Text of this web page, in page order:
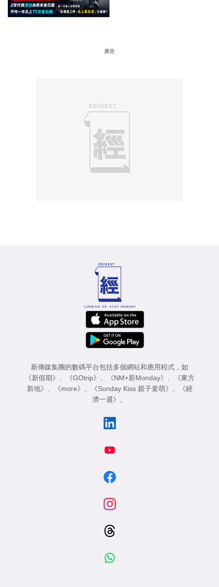
廣告
新傳媒集團的數碼平台包括多個網站和應用程式，如
《新假期》
《GOtrip》 《NM+新Monday》
《東方
新地》
《more》 《Sunday Kiss 親子童萌》
《經
濟一週》
。